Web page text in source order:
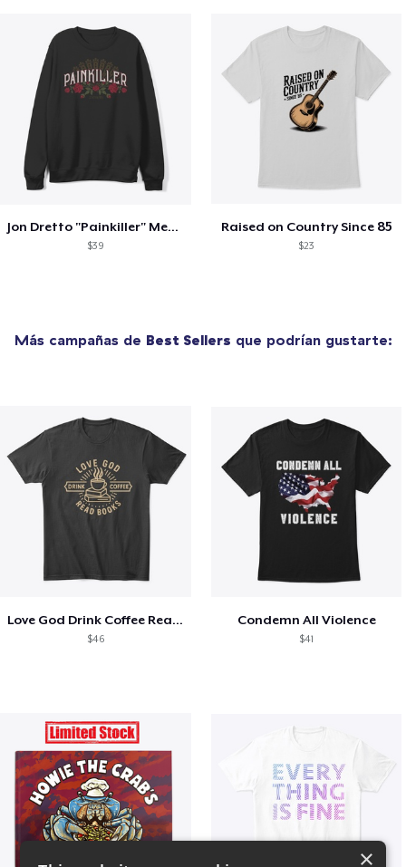
Jon Dretto "Painkiller" Merch Collection
$39
Raised on Country Since 85
$23
Más campañas de Best Sellers que podrían gustarte:
Love God Drink Coffee Read Books
$46
Condemn All Violence
$41
×